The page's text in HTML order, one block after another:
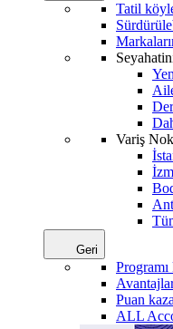
Tatil
Variş
Geri
Puan
ALL